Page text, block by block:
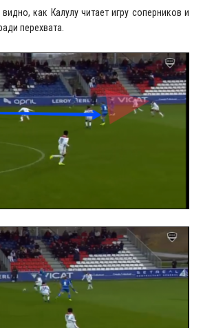
как Калулу читает игру соперников и
перехвата.